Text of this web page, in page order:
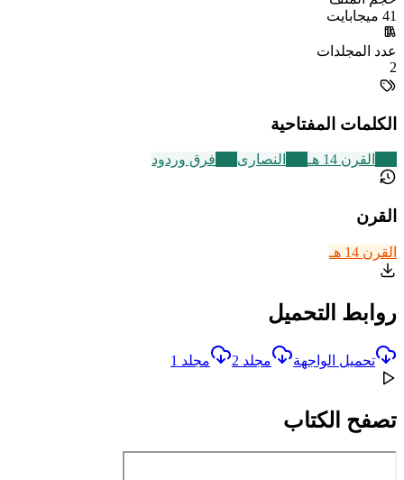
41 ميجابايت
عدد المجلدات
2
الكلمات المفتاحية
القرن 14 هـ النصارى فرق وردود
القرن
القرن 14 هـ
روابط التحميل
تحميل الواجهة مجلد 2 مجلد 1
تصفح الكتاب